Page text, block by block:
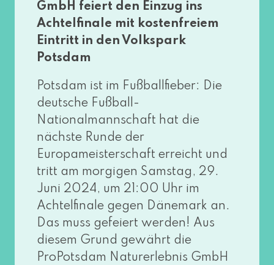
GmbH fei­ert den Einzug ins
Achtelfinale mit kos­ten­frei­em
Eintritt in den Volkspark
Potsdam
Potsdam ist im Fußballfieber: Die
deut­sche Fußball-
Nationalmannschaft hat die
nächs­te Runde der
Europameisterschaft erreicht und
tritt am mor­gi­gen Samstag, 29.
Juni 2024, um 21:00 Uhr im
Achtelfinale gegen Dänemark an.
Das muss gefei­ert wer­den! Aus
die­sem Grund gewährt die
ProPotsdam Naturerlebnis GmbH